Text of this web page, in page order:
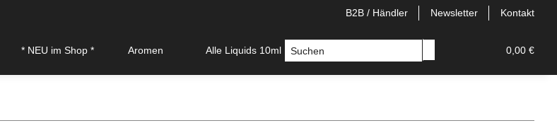
B2B / Händler Newsletter Kontakt
0,00 €
* NEU im Shop * Aromen Alle Liquids 10ml Einweg/Pods